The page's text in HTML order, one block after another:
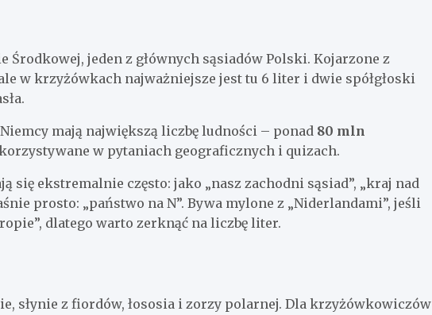
Środkowej, jeden z głównych sąsiadów Polski. Kojarzone z
w krzyżówkach najważniejsze jest tu 6 liter i dwie spółgłoski
mają największą liczbę ludności – ponad 80 mln
w pytaniach geograficznych i quizach.
się ekstremalnie często: jako „nasz zachodni sąsiad”, „kraj nad
prosto: „państwo na N”. Bywa mylone z „Niderlandami”, jeśli
dlatego warto zerknąć na liczbę liter.
słynie z fiordów, łososia i zorzy polarnej. Dla krzyżówkowiczów